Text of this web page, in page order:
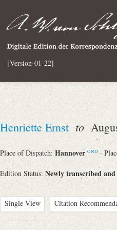
[Version-01-22]
Henriette Ernst to
Place of Dispatch: Hannover GND ·
Edition Status: Newly transcribed
Single View Citation